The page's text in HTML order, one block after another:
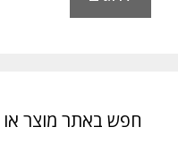
nחפש באתר מוצר או